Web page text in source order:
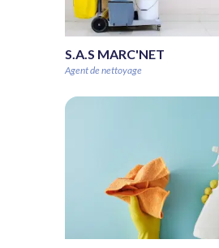
S.A.S MARC'NET
Agent de nettoyage